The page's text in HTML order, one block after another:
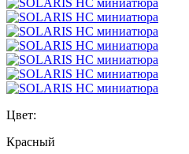
Цвет:
Красный